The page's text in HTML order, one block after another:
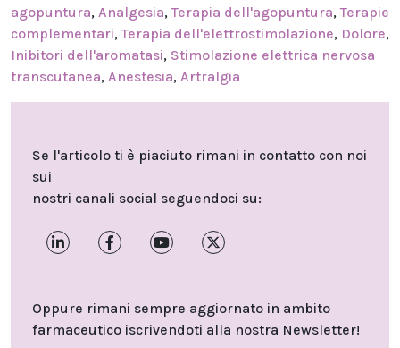
agopuntura, Analgesia,Terapia dell'agopuntura,Terapie
complementari,Terapia dell'elettrostimolazione, Dolore,
Inibitori dell'aromatasi, Stimolazione elettrica nervosa
transcutanea, Anestesia, Artralgia
Se l'articolo ti è piaciuto rimani in contatto con noi
sui
nostri canali social seguendoci su:
Oppure rimani sempre aggiornato in ambito
farmaceutico iscrivendoti alla nostra Newsletter!